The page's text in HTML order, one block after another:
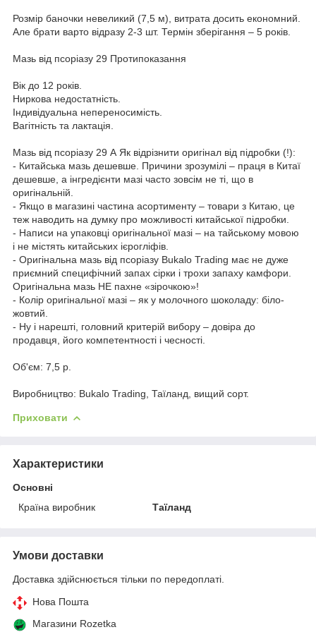
Розмір баночки невеликий (7,5 м), витрата досить економний.
Але брати варто відразу 2-3 шт. Термін зберігання – 5 років.
Мазь від псоріазу 29 Протипоказання
Вік до 12 років.
Ниркова недостатність.
Індивідуальна непереносимість.
Вагітність та лактація.
Мазь від псоріазу 29 А Як відрізнити оригінал від підробки (!):
- Китайська мазь дешевше. Причини зрозумілі – праця в Китаї
дешевше, а інгредієнти мазі часто зовсім не ті, що в
оригінальній.
- Якщо в магазині частина асортименту – товари з Китаю, це
теж наводить на думку про можливості китайської підробки.
- Написи на упаковці оригінальної мазі – на тайському мовою
і не містять китайських ієрогліфів.
- Оригінальна мазь від псоріазу Bukalo Trading має не дуже
приємний специфічний запах сірки і трохи запаху камфори.
Оригінальна мазь НЕ пахне «зірочкою»!
- Колір оригінальної мазі – як у молочного шоколаду: біло-
жовтий.
- Ну і нарешті, головний критерій вибору – довіра до
продавця, його компетентності і чесності.
Об'єм: 7,5 р.
Виробництво: Bukalo Trading, Таїланд, вищий сорт.
Приховати
Характеристики
Основні
Країна виробник
Таїланд
Умови доставки
Доставка здійснюється тільки по передоплаті.
Нова Пошта
Магазини Rozetka